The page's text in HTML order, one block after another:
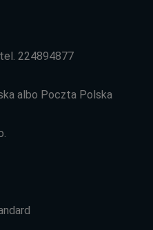
224894877
albo Poczta Polska